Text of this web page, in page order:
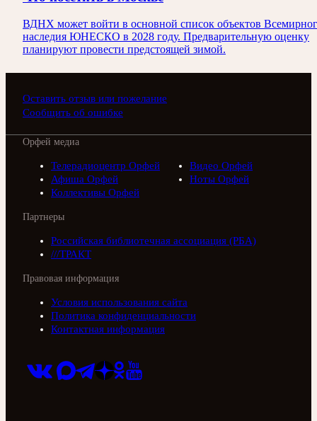
ВДНХ может войти в основной список объектов
наследия ЮНЕСКО в 2028 году. Предварительную оценку
планируют провести предстоящей зимой.
Оставить отзыв или пожелание
Сообщить об ошибке
Орфей медиа
Телерадиоцентр Орфей
Видео Орфей
Афиша Орфей
Ноты Орфей
Коллективы Орфей
Партнеры
Российская библиотечная ассоциация (РБА)
///ТРАКТ
Правовая информация
Условия использования сайта
Политика конфиденциальности
Контактная информация